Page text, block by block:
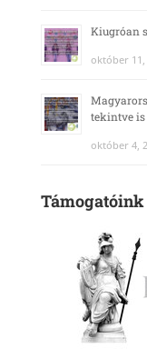
Kiugróan
október 11,
tekintve
október 4,
Támogatóink